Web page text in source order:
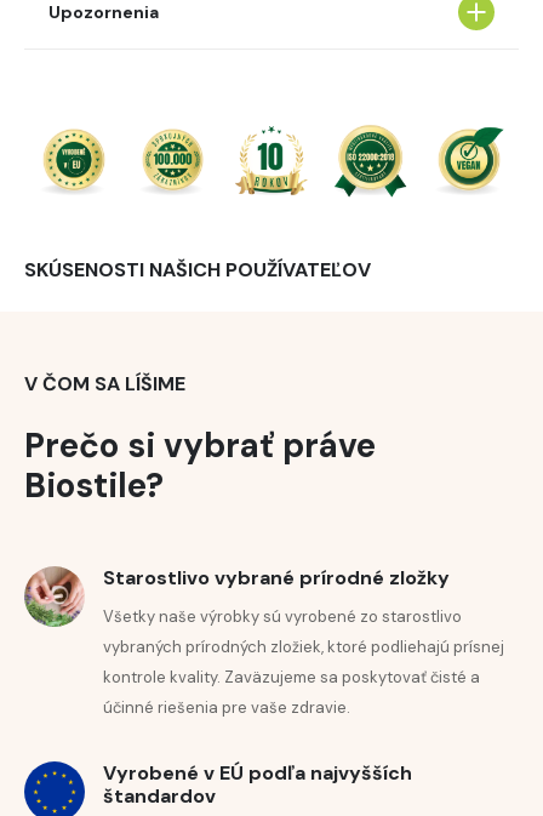
NONI ŠŤAVA
Prírodný noni džús – nie je z koncentrátu.
Pridaná hroznová šťava pre lepšiu chuť.
Noni, známe aj ako indická moruša (
Morinda citrifolia
rastúceho v Polynézii
RELAX
Upozornenia
prekročiť.
Výživový doplnok nie je náhradou pestrej a vyváženej
Uchovávajte mimo dosahu detí!
vlhkosťou a svetlom.
SKÚSENOSTI NAŠICH POUŽÍVATEĽOV
V ČOM SA LÍŠIME
Prečo si vybrať práve
Biostile?
Starostlivo vybrané prírodné zložky
Všetky naše výrobky sú vyrobené zo starostlivo
vybraných prírodných zložiek, ktoré podliehajú prísnej
kontrole kvality. Zaväzujeme sa poskytovať čisté a
účinné riešenia pre vaše zdravie.
Vyrobené v EÚ podľa najvyšších
štandardov